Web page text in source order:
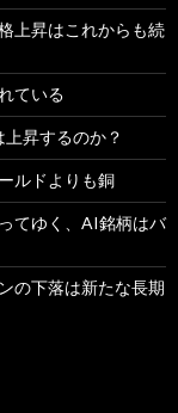
上昇はこれからも続
ている
昇するのか？
ルドよりも銅
てゆく、AI銘柄はバ
の下落は新たな長期